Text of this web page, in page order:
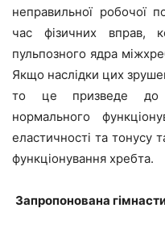
неправильної робочої
час фізичних вправ,
пульпозного ядра
Якщо наслідки цих
то це призведе до
нормального
еластичності та
функціонування хребта.
Запропонована